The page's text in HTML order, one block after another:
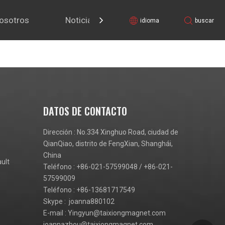
Noticias Contáctenos
idioma buscar
DATOS DE CONTACTO
Dirección : No.334 Xinghuo Road, ciudad de
QianQiao, distrito de FengXian, Shanghái,
China
Teléfono : +86-021-57599048 / +86-021-
57599009
Teléfono : +86-13681717549
Skype : joanna880102
E-mail : Yingyun@taixiongmagnet.com